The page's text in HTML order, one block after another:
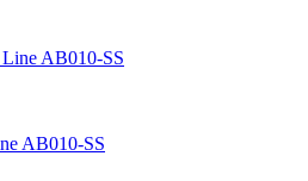
AB010-SS